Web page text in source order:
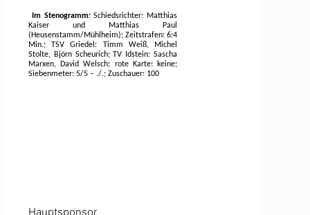
Im Stenogramm:Schiedsrichter: Matthias
Kaiser und Matthias Paul
(Heusenstamm/Mühlheim); Zeitstrafen: 6:4
Min.; TSV Griedel: Timm Weiß, Michel
Stolte, Björn Scheurich; TV Idstein: Sascha
Marxen, David Welsch; rote Karte: keine;
Siebenmeter: 5/5 – ./.; Zuschauer: 100
Hauptsponsor